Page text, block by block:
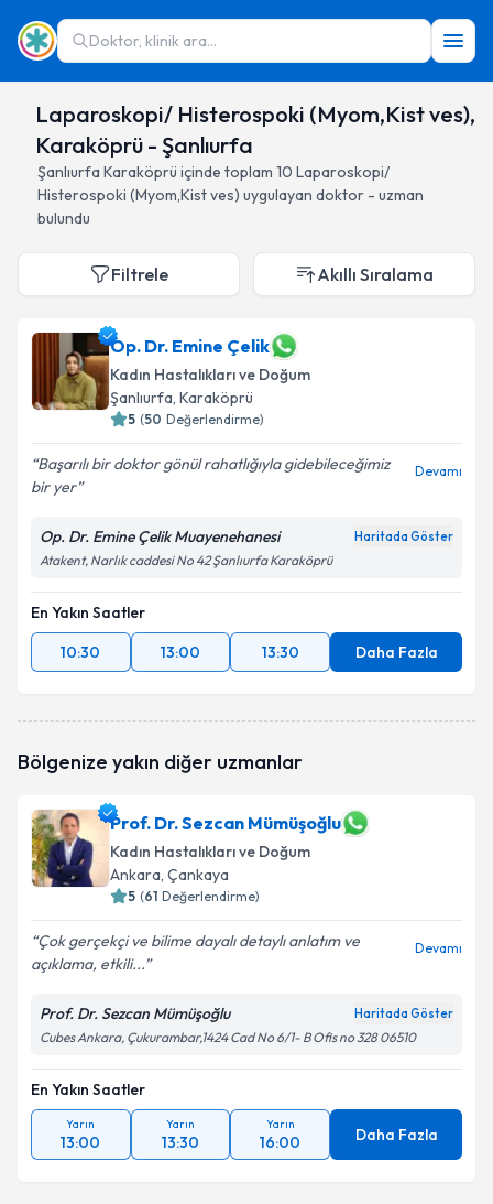
Doktor, klinik ara...
Laparoskopi/ Histerospoki (Myom,Kist ves),
Karaköprü - Şanlıurfa
Şanlıurfa Karaköprü içinde toplam 10 Laparoskopi/
Histerospoki (Myom,Kist ves) uygulayan doktor - uzman
bulundu
Filtrele Akıllı Sıralama
Op. Dr. Emine Çelik
Kadın Hastalıkları ve Doğum
Şanlıurfa, Karaköprü
5 (50 Değerlendirme)
Başarılı bir doktor gönül rahatlığıyla gidebileceğimiz
bir yer
Devamı
Op. Dr. Emine Çelik Muayenehanesi Haritada Göster
Atakent, Narlık caddesi No 42 Şanlıurfa Karaköprü
En Yakın Saatler
10:30
13:00 13:30 Daha Fazla
Bölgenize yakın diğer uzmanlar
Prof. Dr. Sezcan Mümüşoğlu
Kadın Hastalıkları ve Doğum
Ankara, Çankaya
5 (61 Değerlendirme)
Çok gerçekçi ve bilime dayalı detaylı anlatım ve
açıklama, etkili...
Devamı
Prof. Dr. Sezcan Mümüşoğlu Haritada Göster
Cubes Ankara, Çukurambar,1424 Cad No 6/1- B Ofis no 328 06510
En Yakın Saatler
Yarın
13:00
Yarın
13:30
Yarın
16:00 Daha Fazla